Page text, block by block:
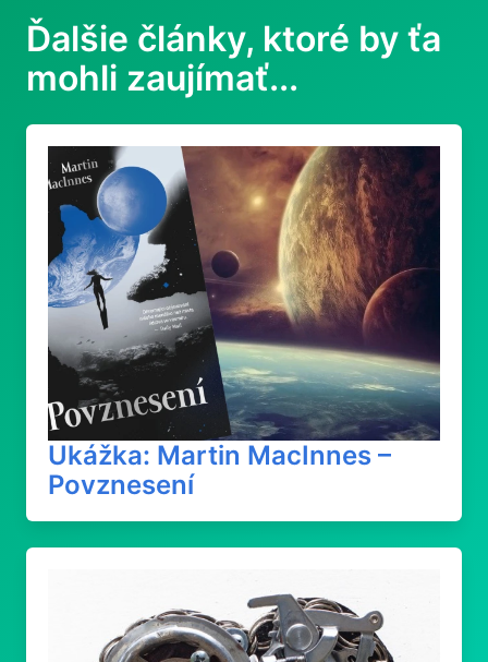
Ďalšie články, ktoré by ťa
mohli zaujímať...
Ukážka: Martin MacInnes –
Povznesení